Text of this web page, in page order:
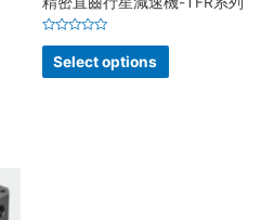
Rated
out
of
Select options